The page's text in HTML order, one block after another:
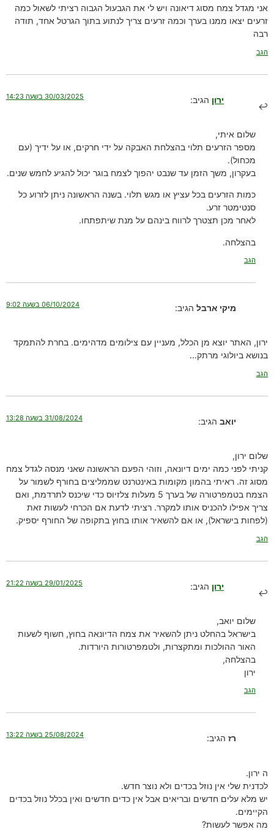
אני מגדל צמח מסוג דיאונה ויש לי את הגבעול הגבוה רציתי לשאול כמה
זרעים יצאו ממנו בערך וכמה זרעים צריך לנתוע בתוך הגרטל אחד, תודה
רבה
הגב
ירון הגיב: 30/03/2025 בשעה 14:23
שלום איתי,
מספר הזרעים תלוי בהצלחת האבקה על ידי חרקים, או על ידיך (עם
מכחול).
בעקרון, משך הזמן עד שנבט יהפוך לצמח בוגר יכול להגיע לחמש שנים.
כמות הזרעים בכל עציץ או מגש תלוי. בשנה הראשונה ניתן לזרוע כל
סנטימטר זרע.
לאחר מכן תצטרך לרווח בינהם על מנת שיתפתחו.
בהצלחה.
הגב
מיקי ארבל הגיב: 06/10/2024 בשעה 9:02
ירון, האתר יוצא מן הכלל, מעניין עם צילומים מדהימים. בחרת להתמקד
בנושא ביולוגי מרתק…
הגב
יואב הגיב: 31/08/2024 בשעה 13:28
שלום ירון,
קניתי לפני כמה ימים דיונאה, וזוהי הפעם הראשונה שאני מנסה לגדל צמח
מסוג זה. ראיתי בהמון מקומות באינטרנט שממליצים בחורף לשמור על
הצמח בטמפרטורה של בערך 5 מעלות צלזיוס כדי שיכנס לתרדמת, ואם
צריך אפילו להכניס אותו למקרר. רציתי לדעת אם הכרחי לעשות זאת
(לפחות בישראל), או אם להשאיר אותו בחוץ בתקופה של החורף יספיק.
הגב
ירון הגיב: 29/01/2025 בשעה 21:22
שלום יואב,
בישראל בהחלט ניתן להשאיר את צמח הדיונאה בחוץ, חשוף לשעות
האור ההולכות ומתקצרות, ולטמפרטורות היורדות.
בהצלחה,
ירון
הגב
רז הגיב: 25/08/2024 בשעה 13:22
ה ירון.
לכדנית שלי אין נוזל בכדים ולא נוצר חדש.
יש מלא עלים חדשים ובריאים אבל אין כדים חדשים ואין בכלל נוזל בכדים
הקיימים.
מה אפשר לעשות?